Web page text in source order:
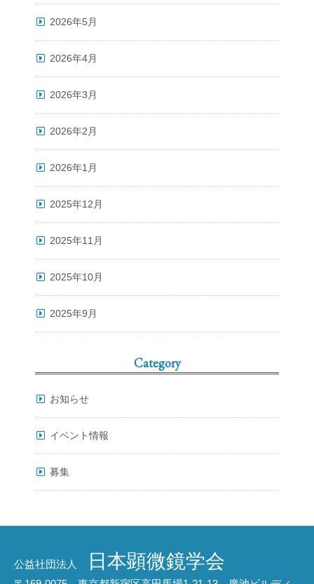
2026年5月
2026年4月
2026年3月
2026年2月
2026年1月
2025年12月
2025年11月
2025年10月
2025年9月
Category
お知らせ
イベント情報
募集
公益社団法人 日本顕微鏡学会